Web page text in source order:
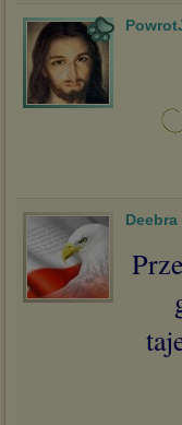
Deebra